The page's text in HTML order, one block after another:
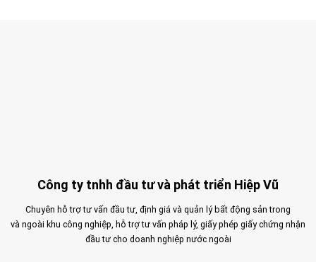
Công ty tnhh đầu tư và phát triển Hiệp Vũ
Chuyên hỗ trợ tư vấn đầu tư, định giá và quản lý bất động sản trong
và ngoài khu công nghiệp, hỗ trợ tư vấn pháp lý, giấy phép giấy chứng nhận
đầu tư cho doanh nghiệp nước ngoài